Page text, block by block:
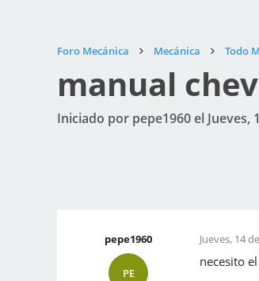
Foro Mecánica Mecánica Todo
manual
Iniciado por pepe1960 el Jueves,
pepe1960
PE
Jueves, 14
necesito